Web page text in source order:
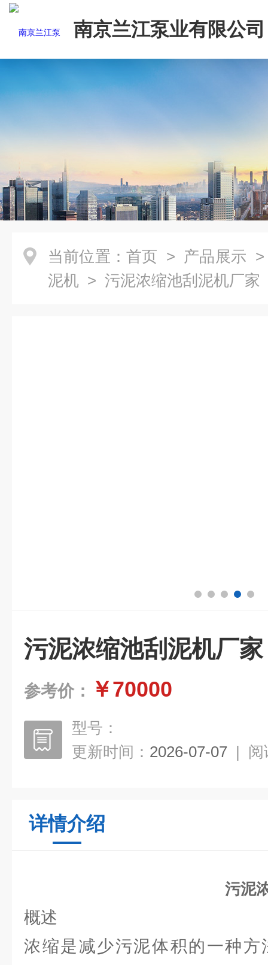
南京兰江泵业有限公司
当前位置： 首页 > 产品展示
泥机 > 污泥浓缩池刮泥机厂家
污泥浓缩池刮泥机厂家
参考价： ￥70000
型号：
更新时间： 2026-07-07 | 阅
详情介绍
污泥
概述
浓缩是减少污泥体积的一种方